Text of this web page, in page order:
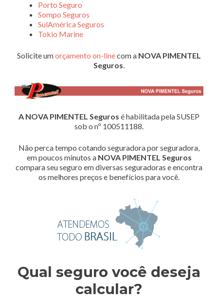
Porto Seguro
Sompo Seguros
SulAmérica Seguros
Tokio Marine
Solicite umorçamento on-linecom a NOVA PIMENTEL
Seguros.
A NOVA PIMENTEL Seguros é habilitada pela SUSEP
sob o nº 100511188.
Não perca tempo cotando seguradora por seguradora,
em poucos minutos a NOVA PIMENTEL Seguros
compara seu seguro em diversas seguradoras e encontra
os melhores preços e benefícios para você.
Qual seguro você deseja
calcular?